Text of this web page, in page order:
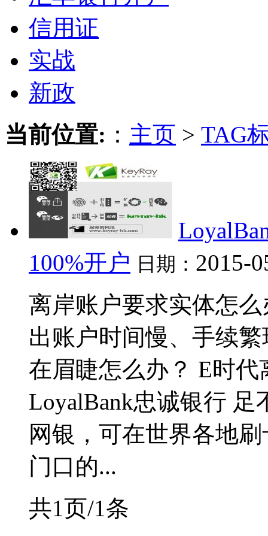
信用证
实战
新政
当前位置: ： 主页 > TAG
100%开户 日期： 2015-
离岸账户要求实体怎
出账户时间慢、手续
在眉睫怎么办？ E时
LoyalBank忠诚银行
网银，可在世界各地
门口的...
共1页/1条